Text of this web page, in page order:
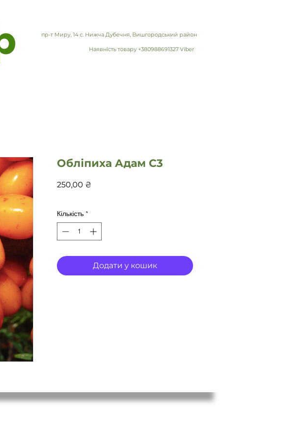
пр-т Миру, 14 с. Нижча Дубечня, Вишгородський район
Наявність товару +380988691327 Viber
Обліпиха Адам С3
250,00 ₴
Кількість *
Додати у кошик